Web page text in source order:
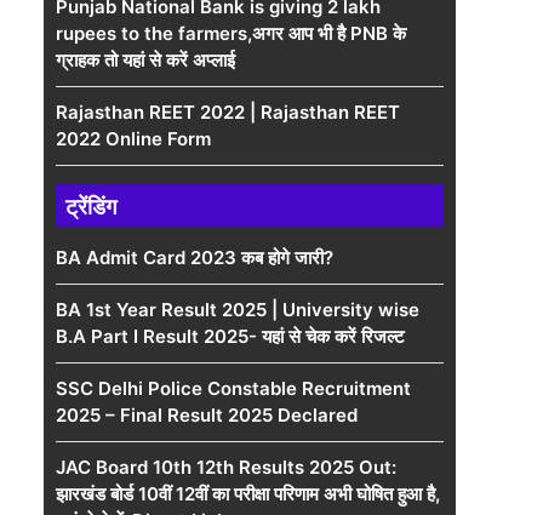
Punjab National Bank is giving 2 lakh
rupees to the farmers,अगर आप भी है PNB के
ग्राहक तो यहां से करें अप्लाई
Rajasthan REET 2022 | Rajasthan REET
2022 Online Form
ट्रेंडिंग
BA Admit Card 2023 कब होगे जारी?
BA 1st Year Result 2025 | University wise
B.A Part I Result 2025- यहां से चेक करें रिजल्ट
SSC Delhi Police Constable Recruitment
2025 – Final Result 2025 Declared
JAC Board 10th 12th Results 2025 Out:
झारखंड बोर्ड 10वीं 12वीं का परीक्षा परिणाम अभी घोषित हुआ है,